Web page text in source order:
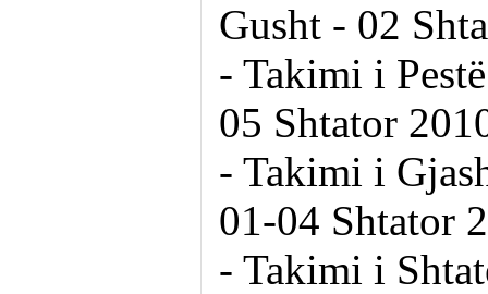
Gusht - 02
- Takimi i
05 Shtator
- Takimi i
01-04 Shtator
- Takimi i